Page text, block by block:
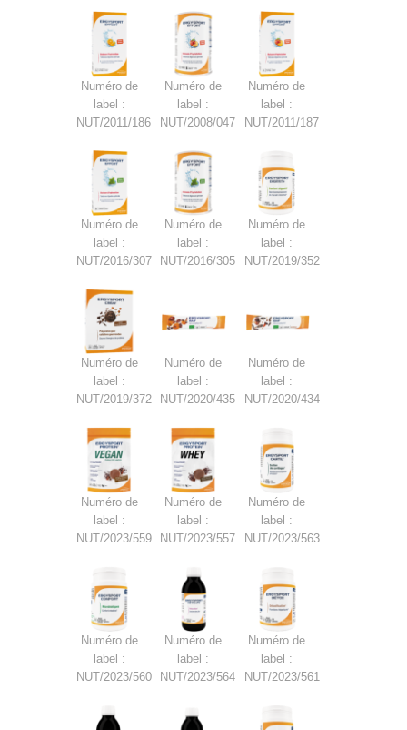
Numéro de
label :
NUT/2011/186
Numéro de
label :
NUT/2008/047
Numéro de
label :
NUT/2011/187
Numéro de
label :
NUT/2016/307
Numéro de
label :
NUT/2016/305
Numéro de
label :
NUT/2019/352
Numéro de
label :
NUT/2019/372
Numéro de
label :
NUT/2020/435
Numéro de
label :
NUT/2020/434
Numéro de
label :
NUT/2023/559
Numéro de
label :
NUT/2023/557
Numéro de
label :
NUT/2023/563
Numéro de
label :
NUT/2023/560
Numéro de
label :
NUT/2023/564
Numéro de
label :
NUT/2023/561